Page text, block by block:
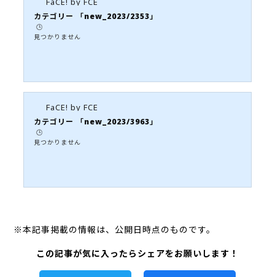
カテゴリー 「new_2023/2353」
🕒️
見つかりません
FaCE! by FCE
カテゴリー 「new_2023/3963」
🕒️
見つかりません
※本記事掲載の情報は、公開日時点のものです。
この記事が気に入ったらシェアをお願いします！